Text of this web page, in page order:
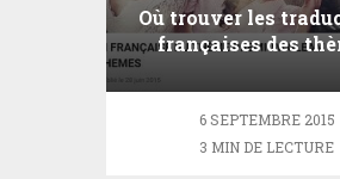
Où trouver les
françaises des
6 SEPTEMBRE 2015
3 MIN DE LECTURE